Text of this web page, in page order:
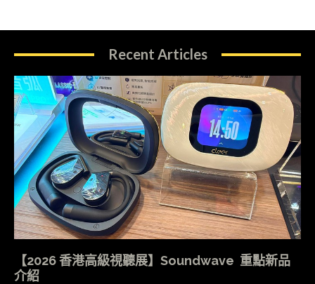
Recent Articles
【2026 香港高級視聽展】Soundwave 重點新品
介紹